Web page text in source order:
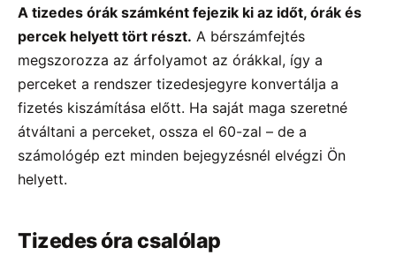
A tizedes órák számként fejezik ki az időt, órák és
percek helyett tört részt. A bérszámfejtés
megszorozza az árfolyamot az órákkal, így a
perceket a rendszer tizedesjegyre konvertálja a
fizetés kiszámítása előtt. Ha saját maga szeretné
átváltani a perceket, ossza el 60-zal – de a
számológép ezt minden bejegyzésnél elvégzi Ön
helyett.
Tizedes óra csalólap